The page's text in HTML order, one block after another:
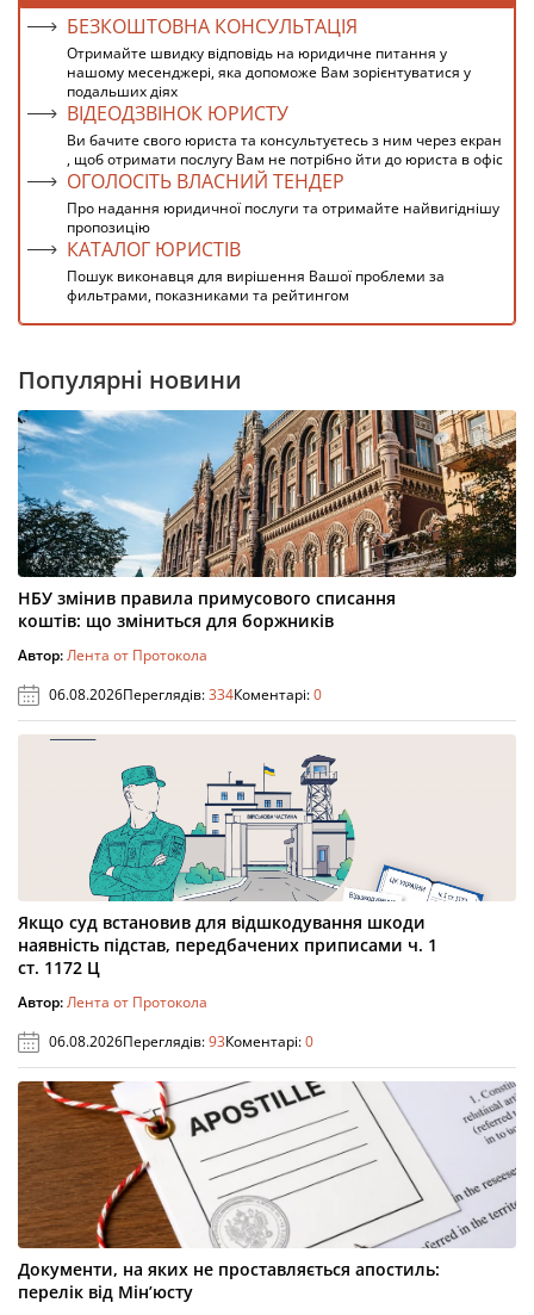
БЕЗКОШТОВНА КОНСУЛЬТАЦІЯ
Отримайте швидку відповідь на юридичне питання у
нашому месенджері, яка допоможе Вам зорієнтуватися у
подальших діях
ВІДЕОДЗВІНОК ЮРИСТУ
Ви бачите свого юриста та консультуєтесь з ним через екран
, щоб отримати послугу Вам не потрібно йти до юриста в офіс
ОГОЛОСІТЬ ВЛАСНИЙ ТЕНДЕР
Про надання юридичної послуги та отримайте найвигіднішу
пропозицію
КАТАЛОГ ЮРИСТІВ
Пошук виконавця для вирішення Вашої проблеми за
фильтрами, показниками та рейтингом
Популярні новини
НБУ змінив правила примусового списання
коштів: що зміниться для боржників
Автор:Лента от Протокола
06.08.2026Переглядів:334Коментарі:0
Якщо суд встановив для відшкодування шкоди
наявність підстав, передбачених приписами ч. 1
ст. 1172 Ц
Автор:Лента от Протокола
06.08.2026Переглядів:93Коментарі:0
Документи, на яких не проставляється апостиль:
перелік від Мін’юсту